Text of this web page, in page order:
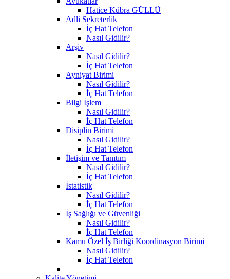
Hatice Kübra GÜLLÜ
Adli Sekreterlik
İç Hat Telefon
Nasıl Gidilir?
Arşiv
Nasıl Gidilir?
İç Hat Telefon
Ayniyat Birimi
Nasıl Gidilir?
İç Hat Telefon
Bilgi İşlem
Nasıl Gidilir?
İç Hat Telefon
Disiplin Birimi
Nasıl Gidilir?
İç Hat Telefon
İletişim ve Tanıtım
Nasıl Gidilir?
İç Hat Telefon
İstatistik
Nasıl Gidilir?
İç Hat Telefon
İş Sağlığı ve Güvenliği
Nasıl Gidilir?
İç Hat Telefon
Kamu Özel İş Birliği Koordinasyon Birimi
Nasıl Gidilir?
İç Hat Telefon